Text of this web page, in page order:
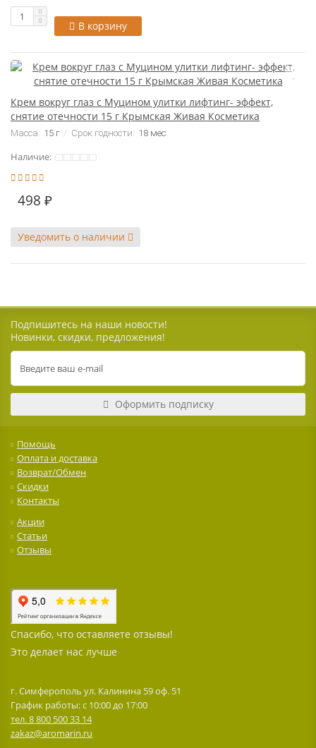
В корзину
Крем вокруг глаз с Муцином улитки лифтинг- эффект,
снятие отечности 15 г Крымская Живая Косметика
Масса: 15 г Срок годности: 18 мес
Наличие:
498 ₽
Уведомить о наличии
Подпишитесь на наши новости!
Новинки, скидки, предложения!
Оформить подписку
Помощь
Оплата и доставка
Возврат/Обмен
Скидки
Контакты
Акции
Статьи
Отзывы
Спасибо, что оставляете отзывы!
Это делает нас лучше
г. Симферополь ул. Калинина 59 оф. 51
График работы: с 10:00 до 17:00
тел. 8 800 500 33 14
zakaz@aromarin.ru